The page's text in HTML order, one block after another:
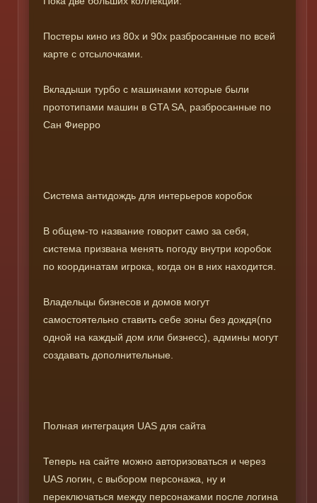
Постеры кино из 80х и 90х разбросанные по всей
карте с отсылочками.
Вкладыши турбо с машинами которые были
прототипами машин в GTA SA, разбросанные по
Сан Фиерро
Система антидождь для интерьеров коробок
В общем-то название говорит само за себя,
система призвана менять погоду внутри коробок
по координатам игрока, когда он в них находится.
Владельцы бизнесов и домов могут
самостоятельно ставить себе зоны без дождя(по
одной на каждый дом или бизнесс), админы могут
создавать дополнительные.
Полная интеграция UAS для сайта
Теперь на сайте можно авторизоваться и через
UAS логин, с выбором персонажа, ну и
переключаться между персонажами после логина